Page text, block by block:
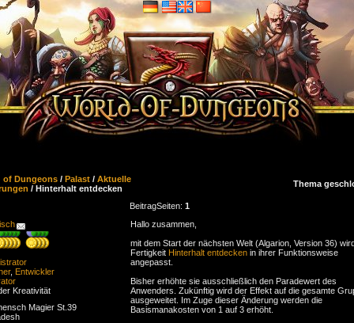
of Dungeons / Palast / Aktuelle
/ Hinterhalt entdecken Thema
BeitragSeiten: 1
, Entwickler
Kreativität
Magier St.39
Hallo zusammen,
mit dem Start der nächsten Welt (Algarion, Version 36)
Fertigkeit Hinterhalt entdecken in ihrer Funktionsweise
angepasst.
Bisher erhöhte sie ausschließlich den Paradewert des
Anwenders. Zukünftig wird der Effekt auf die gesamte
ausgeweitet. Im Zuge dieser Änderung werden die
Basismanakosten von 1 auf 3 erhöht.